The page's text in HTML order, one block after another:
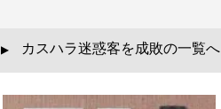
▲ カスハラ迷惑客を成敗の一覧へ